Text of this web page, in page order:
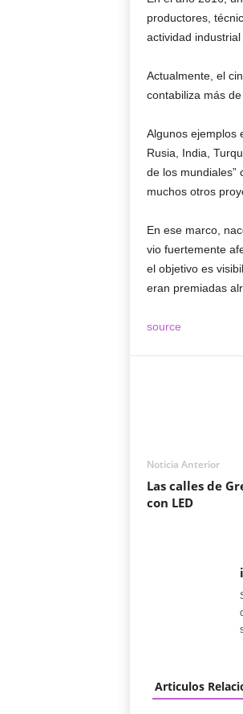
productores,
actividad
Actualmente, el
contabiliza más
Algunos ejemplos
Rusia, India,
de los mundiales”
muchos otros
En ese marco,
vio fuertemente
el objetivo es
eran premiadas
source
Noticia Anterior
Las calles de
con LED
Articulos